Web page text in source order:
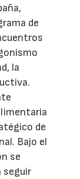
de
la
de
Bajo el
se
seguir